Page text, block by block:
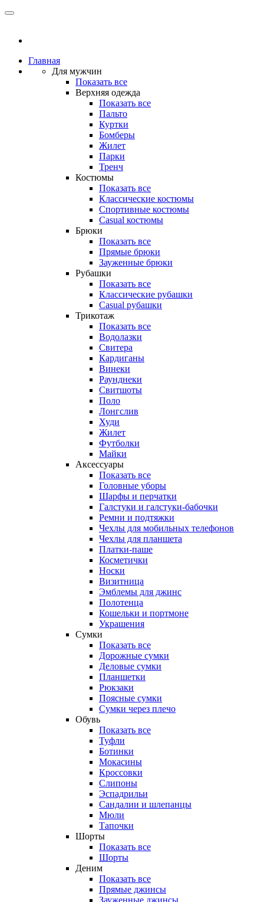
Главная
Для мужчин
Показать все
Верхняя одежда
Показать все
Пальто
Куртки
Бомберы
Жилет
Парки
Тренч
Костюмы
Показать все
Классические костюмы
Спортивные костюмы
Casual костюмы
Брюки
Показать все
Прямые брюки
Зауженные брюки
Рубашки
Показать все
Классические рубашки
Casual рубашки
Трикотаж
Показать все
Водолазки
Свитера
Кардиганы
Винеки
Раунднеки
Свитшоты
Поло
Лонгслив
Худи
Жилет
Футболки
Майки
Аксессуары
Показать все
Головные уборы
Шарфы и перчатки
Галстуки и галстуки-бабочки
Ремни и подтяжки
Чехлы для мобильных телефонов
Чехлы для планшета
Платки-паше
Косметички
Носки
Визитница
Эмблемы для джинс
Полотенца
Кошельки и портмоне
Украшения
Сумки
Показать все
Дорожные сумки
Деловые сумки
Планшетки
Рюкзаки
Поясные сумки
Сумки через плечо
Обувь
Показать все
Туфли
Ботинки
Мокасины
Кроссовки
Слипоны
Эспадрильи
Сандалии и шлепанцы
Мюли
Тапочки
Шорты
Показать все
Шорты
Деним
Показать все
Прямые джинсы
Зауженные джинсы